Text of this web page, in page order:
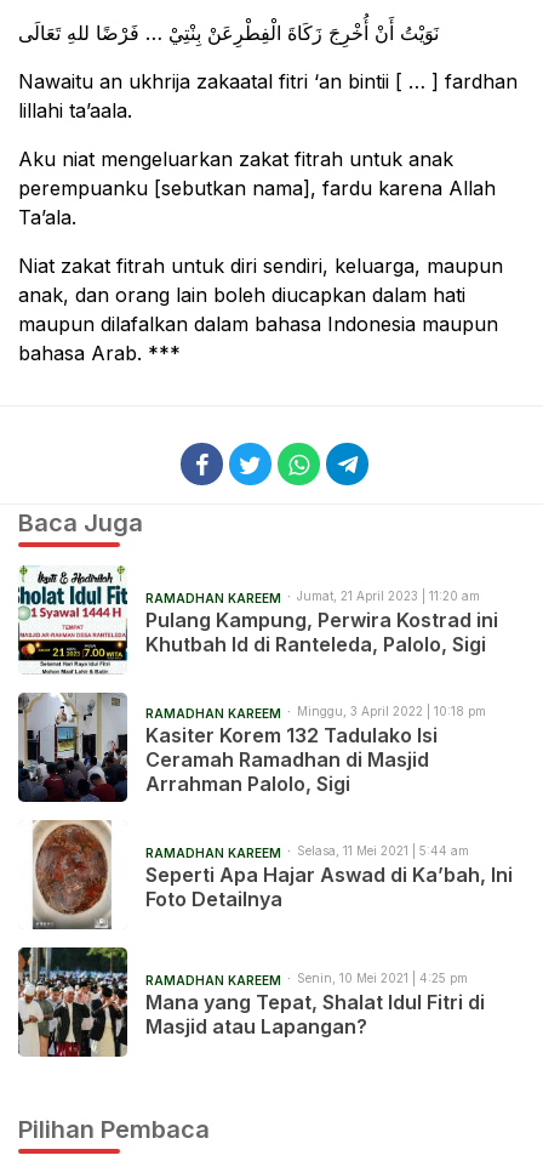
ﻧَﻮَﻳْﺖُ ﺃَﻥْ ﺃُﺧْﺮِﺝَ ﺯَﻛَﺎﺓَ ﺍﻟْﻔِﻄْﺮِﻋَﻦْ ﺑِﻨْﺘِﻲْ … ﻓَﺮْﺿًﺎ ﻟﻠﻪِ ﺗَﻌَﺎﻟَﻰ
Nawaitu an ukhrija zakaatal fitri ‘an bintii [ … ] fardhan
lillahi ta’aala.
Aku niat mengeluarkan zakat fitrah untuk anak
perempuanku [sebutkan nama], fardu karena Allah
Ta’ala.
Niat zakat fitrah untuk diri sendiri, keluarga, maupun
anak, dan orang lain boleh diucapkan dalam hati
maupun dilafalkan dalam bahasa Indonesia maupun
bahasa Arab. ***
Baca Juga
RAMADHAN KAREEM Jumat, 21 April 2023 | 11:20 am
Pulang Kampung, Perwira Kostrad ini
Khutbah Id di Ranteleda, Palolo, Sigi
RAMADHAN KAREEM Minggu, 3 April 2022 | 10:18 pm
Kasiter Korem 132 Tadulako Isi
Ceramah Ramadhan di Masjid
Arrahman Palolo, Sigi
RAMADHAN KAREEM Selasa, 11 Mei 2021 | 5:44 am
Seperti Apa Hajar Aswad di Ka’bah, Ini
Foto Detailnya
RAMADHAN KAREEM Senin, 10 Mei 2021 | 4:25 pm
Mana yang Tepat, Shalat Idul Fitri di
Masjid atau Lapangan?
Pilihan Pembaca